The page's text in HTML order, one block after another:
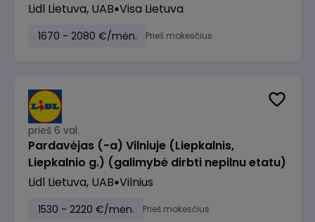
Lidl Lietuva, UAB Visa Lietuva
1670 - 2080 €/mėn. Prieš mokesčius
prieš 6 val.
Pardavėjas (-a) Vilniuje (Liepkalnis,
Liepkalnio g.) (galimybė dirbti nepilnu etatu)
Lidl Lietuva, UAB Vilnius
1530 - 2220 €/mėn. Prieš mokesčius